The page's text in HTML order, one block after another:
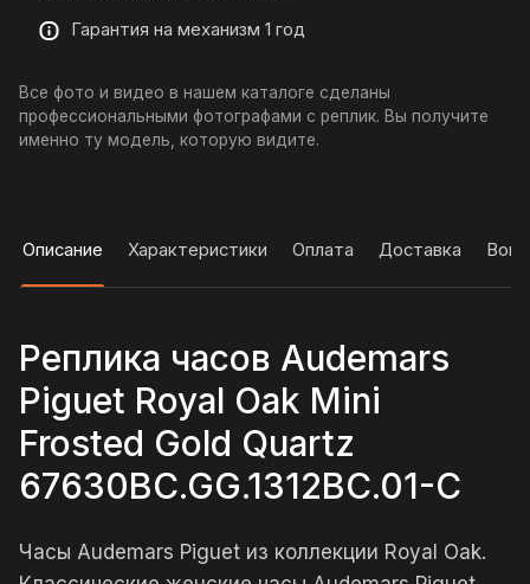
Гарантия на механизм 1 год
Все фото и видео в нашем каталоге сделаны
профессиональными фотографами с реплик. Вы получите
именно ту модель, которую видите.
Описание Характеристики Оплата Доставка
Реплика часов Audemars
Piguet Royal Oak Mini
Frosted Gold Quartz
67630BC.GG.1312BC.01-C
Часы Audemars Piguet из коллекции Royal Oak.